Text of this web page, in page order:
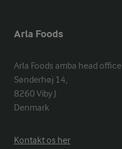
Arla Foods
Arla Foods amba head office
Sønderhøj 14,
8260 Viby J
Denmark
Kontakt os her